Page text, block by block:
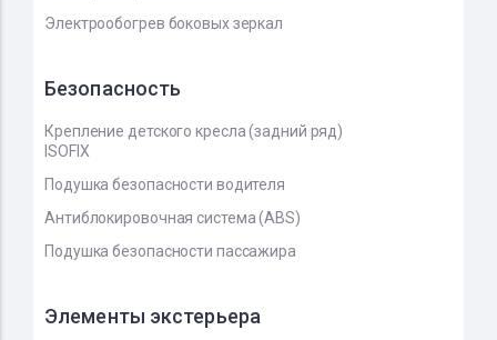
Электрообогрев боковых зеркал
Безопасность
Крепление детского кресла (задний ряд)
ISOFIX
Подушка безопасности водителя
Антиблокировочная система (ABS)
Подушка безопасности пассажира
Элементы экстерьера